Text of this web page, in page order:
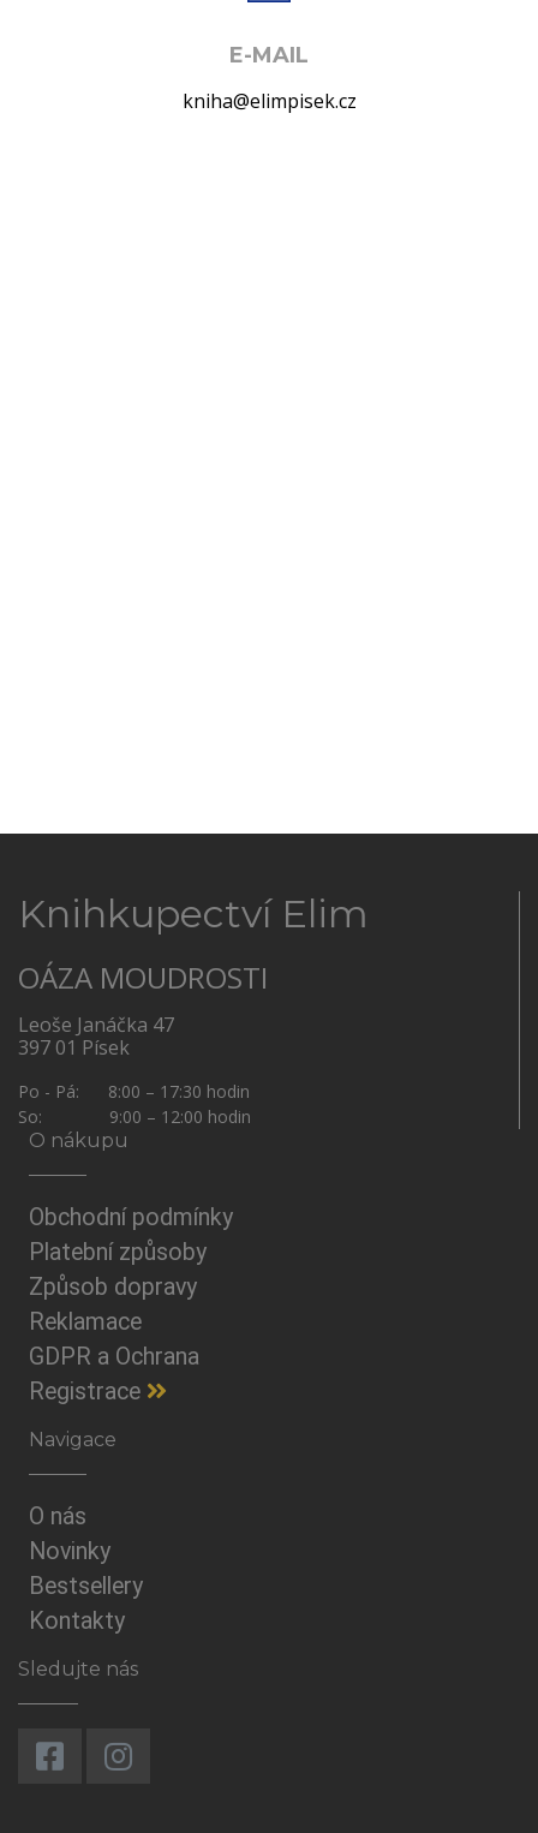
E-MAIL
kniha@elimpisek.cz
Knihkupectví Elim
OÁZA MOUDROSTI
Leoše Janáčka 47
397 01 Písek
Po - Pá: 8:00 – 17:30 hodin
So: 9:00 – 12:00 hodin
O nákupu
Obchodní podmínky
Platební způsoby
Způsob dopravy
Reklamace
GDPR a Ochrana
Registrace
Navigace
O nás
Novinky
Bestsellery
Kontakty
Sledujte nás